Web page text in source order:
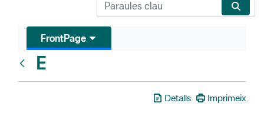
FrontPage
E
Detalls Imprimeix